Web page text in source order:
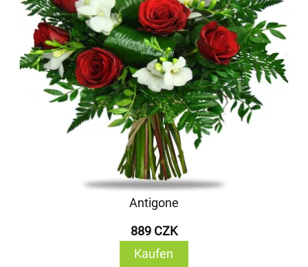
Antigone
889 CZK
Kaufen